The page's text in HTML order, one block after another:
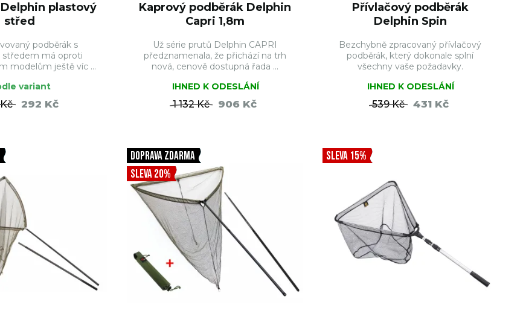
plastový
střed
podběrák s
středem má oproti
modelům ještě víc ...
variant
292 Kč
Kaprový podběrák Delphin
Capri 1,8m
Už série prutů Delphin CAPRI
předznamenala, že přichází na trh
nová, cenově dostupná řada ...
IHNED K ODESLÁNÍ
1 132 Kč 906 Kč
Přívlačový podběrák
Delphin Spin
Bezchybně zpracovaný přívlačový
podběrák, který dokonale splní
všechny vaše požadavky.
IHNED K ODESLÁNÍ
539 Kč 431 Kč
DOPRAVA ZDARMA
SLEVA 20%
SLEVA 15%